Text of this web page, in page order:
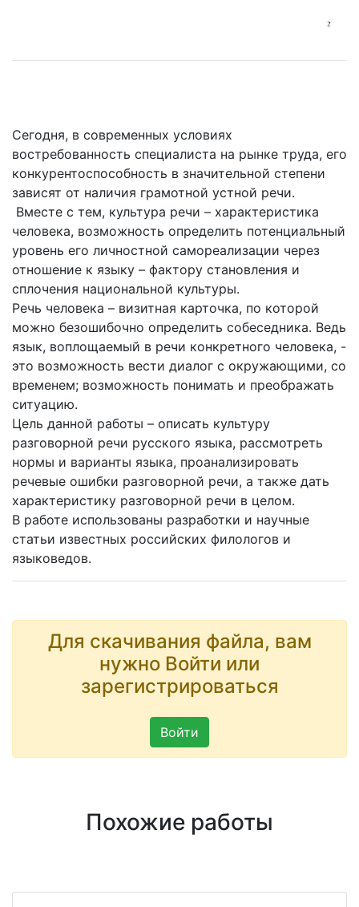
Сегодня, в современных условиях
востребованность специалиста на рынке труда, его
конкурентоспособность в значительной степени
зависят от наличия грамотной устной речи.
Вместе с тем, культура речи – характеристика
человека, возможность определить потенциальный
уровень его личностной самореализации через
отношение к языку – фактору становления и
сплочения национальной культуры.
Речь человека – визитная карточка, по которой
можно безошибочно определить собеседника. Ведь
язык, воплощаемый в речи конкретного человека, -
это возможность вести диалог с окружающими, со
временем; возможность понимать и преображать
ситуацию.
Цель данной работы – описать культуру
разговорной речи русского языка, рассмотреть
нормы и варианты языка, проанализировать
речевые ошибки разговорной речи, а также дать
характеристику разговорной речи в целом.
В работе использованы разработки и научные
статьи известных российских филологов и
языковедов.
Для скачивания файла, вам
нужно Войти или
зарегистрироваться
Войти
Похожие работы